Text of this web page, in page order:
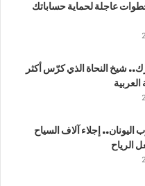
سُرق؟ 6 خطوات عاجلة لحماية حساباتك
شيخ النحاة الذي كرّس أكثر
اليونان.. إجلاء آلاف السياح
الرياح